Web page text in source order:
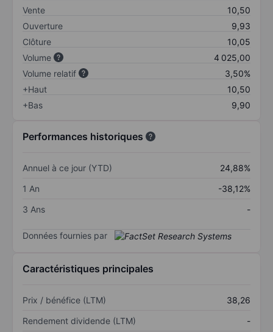
Vente
10,50
Ouverture
9,93
Clôture
10,05
Volume
4 025,00
Volume relatif
3,50%
+Haut
10,50
+Bas
9,90
Performances historiques
Annuel à ce jour (YTD)
24,88%
1 An
-38,12%
3 Ans
-
Données fournies par
Caractéristiques principales
Prix / bénéfice (LTM)
38,26
Rendement dividende (LTM)
-